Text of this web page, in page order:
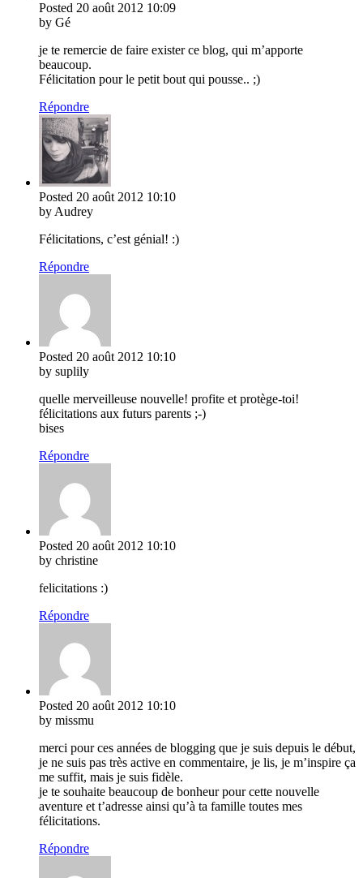
Posted 20 août 2012 10:09
by Gé
je te remercie de faire exister ce blog, qui m’apporte
beaucoup.
Félicitation pour le petit bout qui pousse.. ;)
Répondre
Posted 20 août 2012 10:10
by Audrey
Félicitations, c’est génial! :)
Répondre
Posted 20 août 2012 10:10
by suplily
quelle merveilleuse nouvelle! profite et protège-toi!
félicitations aux futurs parents ;-)
bises
Répondre
Posted 20 août 2012 10:10
by christine
felicitations :)
Répondre
Posted 20 août 2012 10:10
by missmu
merci pour ces années de blogging que je suis depuis le début,
je ne suis pas très active en commentaire, je lis, je m’inspire ça
me suffit, mais je suis fidèle.
je te souhaite beaucoup de bonheur pour cette nouvelle
aventure et t’adresse ainsi qu’à ta famille toutes mes
félicitations.
Répondre